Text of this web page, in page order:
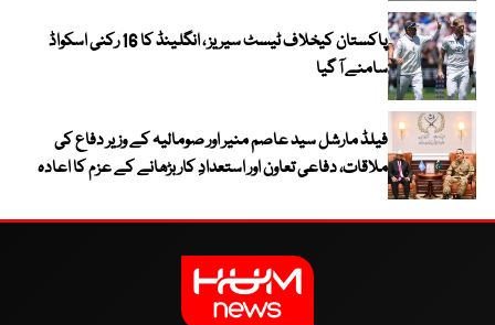
پاکستان کیخلاف ٹیسٹ سیریز ، انگلینڈ کا 16 رکنی اسکواڈ
سامنے آ گیا
فیلڈ مارشل سید عاصم منیر اور صومالیہ کے وزیر دفاع کی
ملاقات، دفاعی تعاون اور استعدادِ کار بڑھانے کے عزم کا اعادہ